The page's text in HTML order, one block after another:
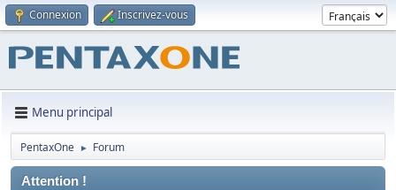
Connexion Inscrivez-vous
Menu principal
PentaxOne ► Forum
Attention !